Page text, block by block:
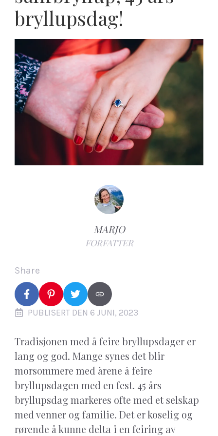
bryllupsdag!
MARJO
FORFATTER
Share
PUBLISERT DEN 6 JUNI, 2023
Tradisjonen med å feire bryllupsdager er
lang og god. Mange synes det blir
morsommere med årene å feire
bryllupsdagen med en fest. 45 års
bryllupsdag markeres ofte med et selskap
med venner og familie. Det er koselig og
rørende å kunne delta i en feiring av